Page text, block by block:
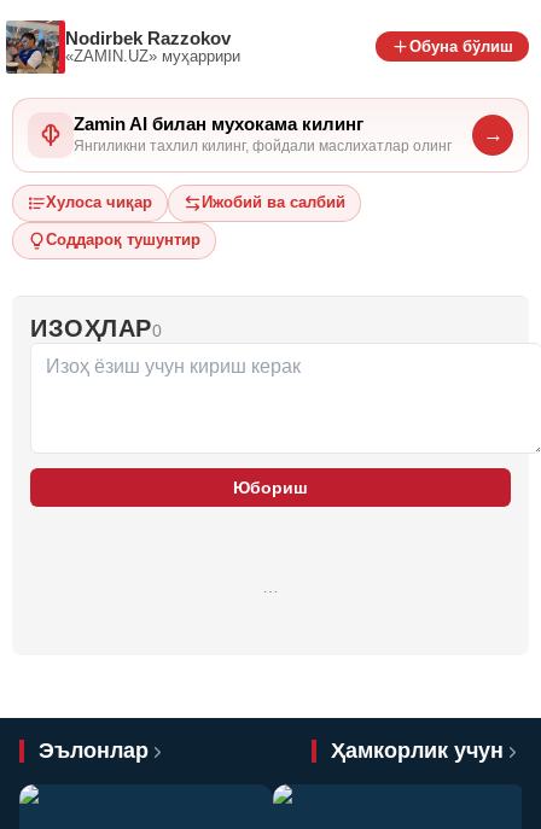
Nodirbek Razzokov
«ZAMIN.UZ» муҳаррири
Обуна бўлиш
Zamin AI билан мухокама килинг
Янгиликни тахлил килинг, фойдали маслихатлар олинг
→
Хулоса чиқар Ижобий ва салбий
Соддароқ тушунтир
ИЗОҲЛАР0
Юбориш
Эълонлар Ҳамкорлик учун